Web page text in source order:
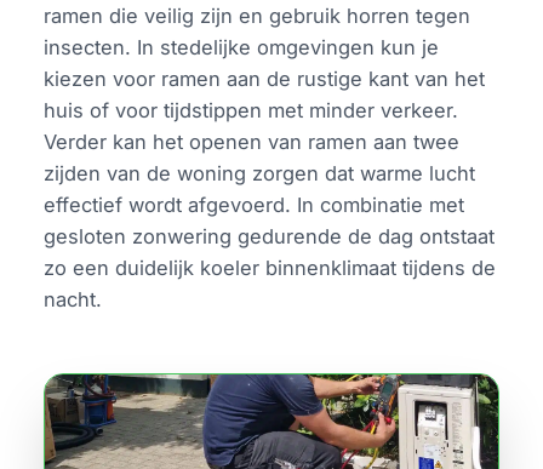
ramen die veilig zijn en gebruik horren tegen
insecten. In stedelijke omgevingen kun je
kiezen voor ramen aan de rustige kant van het
huis of voor tijdstippen met minder verkeer.
Verder kan het openen van ramen aan twee
zijden van de woning zorgen dat warme lucht
effectief wordt afgevoerd. In combinatie met
gesloten zonwering gedurende de dag ontstaat
zo een duidelijk koeler binnenklimaat tijdens de
nacht.